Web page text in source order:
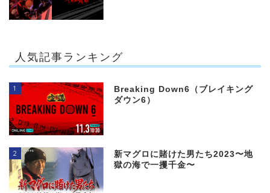
人気記事ランキング
1
Breaking Down6（ブレイキング
ダウン6）
2
新マグロに賭けた男たち2023〜地
獄の海で一攫千金〜